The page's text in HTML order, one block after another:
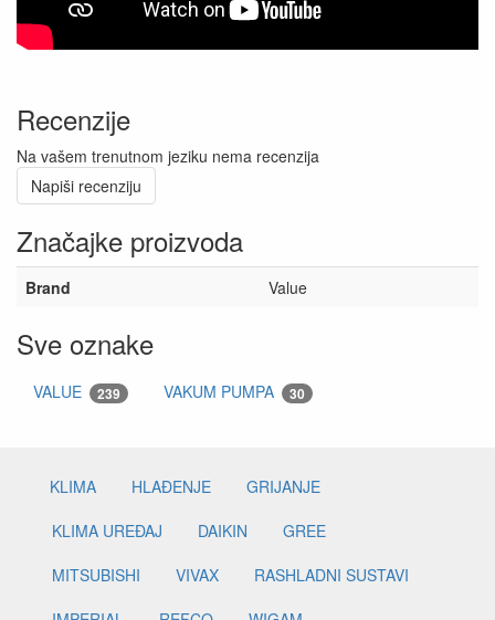
Recenzije
Na vašem trenutnom jeziku nema recenzija
Napiši recenziju
Značajke proizvoda
Brand Value
Sve oznake
VALUE 239 VAKUM PUMPA 30
KLIMA HLAĐENJE
GRIJANJE
KLIMA UREĐAJ
DAIKIN
GREE
MITSUBISHI
VIVAX
RASHLADNI SUSTAVI